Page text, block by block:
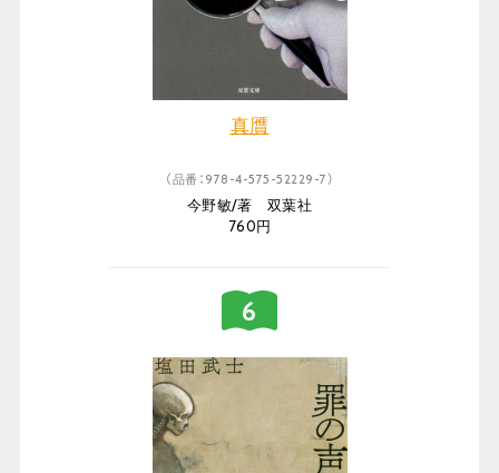
真贋
（品番：978-4-575-52229-7）
今野敏/著 双葉社
760円